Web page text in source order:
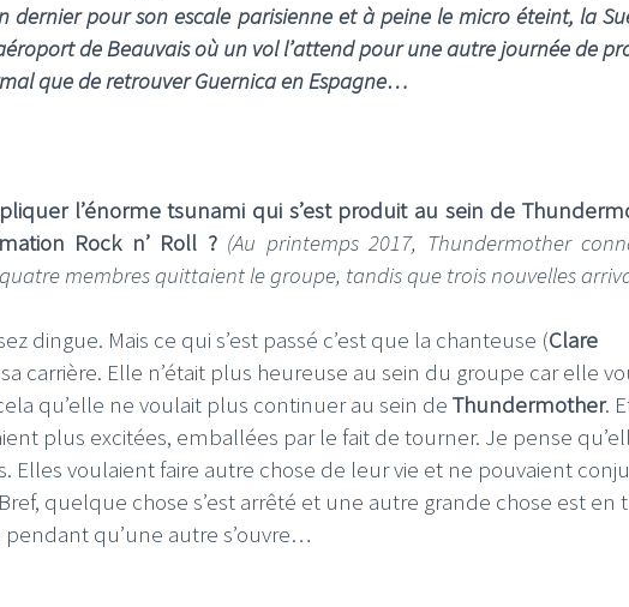
dernier pour son escale parisienne et à peine le micro éteint, la
de Beauvais où un vol l’attend pour une autre journée de
que de retrouver Guernica en Espagne…
l’énorme tsunami qui s’est produit au sein de
Rock n’ Roll ? (Au printemps 2017, Thundermother
membres quittaient le groupe, tandis que trois nouvelles
dingue. Mais ce qui s’est passé c’est que la chanteuse (Clare
carrière. Elle n’était plus heureuse au sein du groupe car elle
qu’elle ne voulait plus continuer au sein de Thundermother.
plus excitées, emballées par le fait de tourner. Je pense
Elles voulaient faire autre chose de leur vie et ne pouvaient
quelque chose s’est arrêté et une autre grande chose est en
qu’une autre s’ouvre…